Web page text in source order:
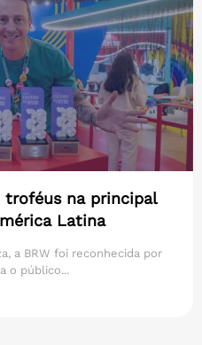
troféus na principal
Latina
a BRW foi reconhecida por
o público...